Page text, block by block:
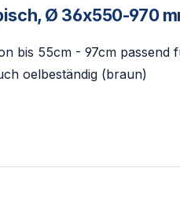
Ø 36x550-970
bis 55cm - 97cm
oelbeständig (braun)